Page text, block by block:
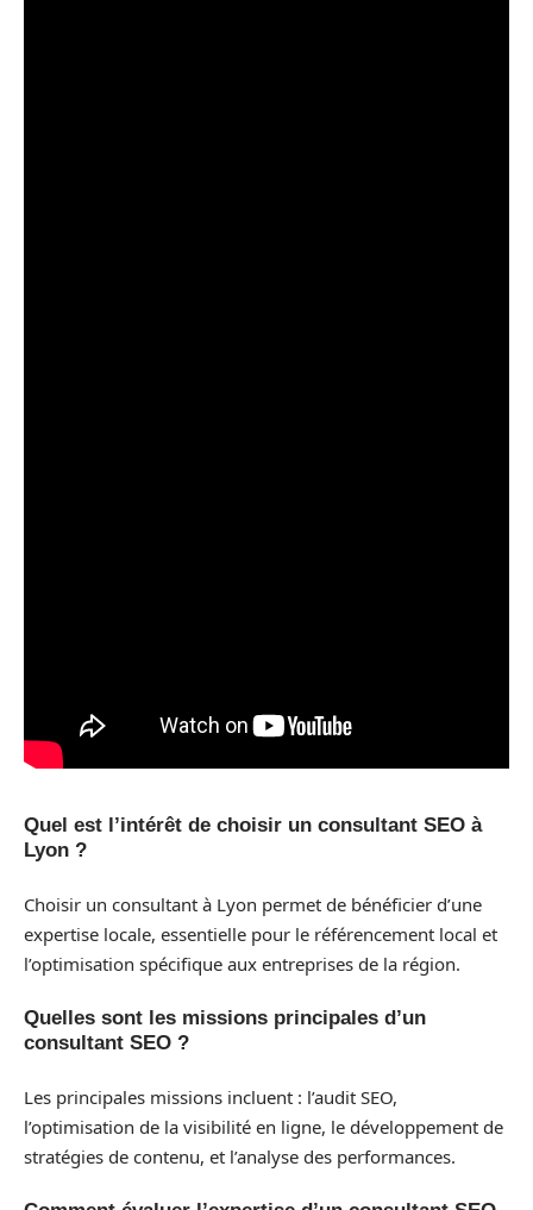
Quel est l’intérêt de choisir un consultant SEO à
Lyon ?
Choisir un consultant à Lyon permet de bénéficier d’une
expertise locale, essentielle pour le référencement local et
l’optimisation spécifique aux entreprises de la région.
Quelles sont les missions principales d’un
consultant SEO ?
Les principales missions incluent : l’audit SEO,
l’optimisation de la visibilité en ligne, le développement de
stratégies de contenu, et l’analyse des performances.